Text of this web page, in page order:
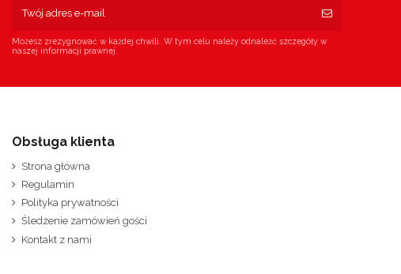
Możesz zrezygnować w każdej chwili. W tym celu należy odnaleźć szczegóły w
naszej informacji prawnej.
Obsługa klienta
Strona główna
Regulamin
Polityka prywatności
Śledzenie zamówień gości
Kontakt z nami